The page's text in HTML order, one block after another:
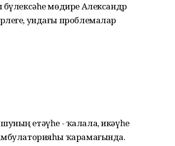
мөдире Александр
ундағы проблемалар
шуның етәүһе - ҡалала, икәүһе
ҡарамағында.